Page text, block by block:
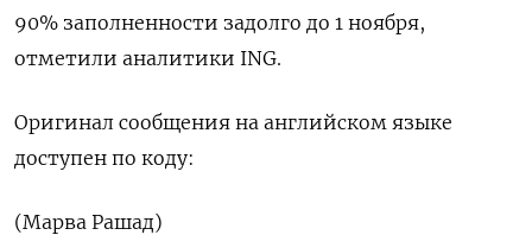
90% заполненности задолго до 1 ноября,
отметили аналитики ING.
Оригинал сообщения на английском языке
доступен по коду:
(Марва Рашад)